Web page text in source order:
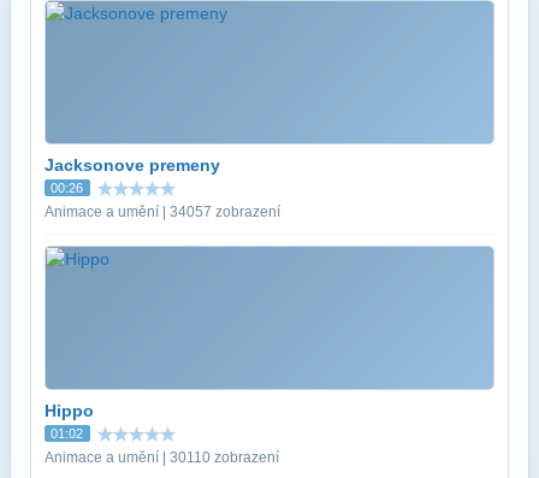
Jacksonove premeny
00:26
Animace a umění | 34057 zobrazení
Hippo
01:02
Animace a umění | 30110 zobrazení